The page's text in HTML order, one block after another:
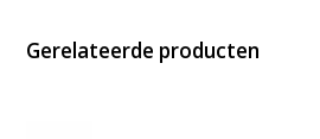
Gerelateerde producten